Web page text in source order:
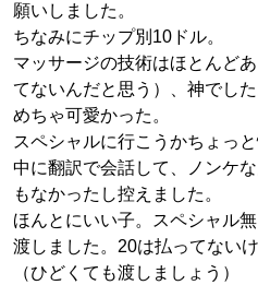
願いしました。
ちなみにチップ別10ドル。
マッサージの技術はほとんど
てないんだと思う）、神でした
めちゃ可愛かった。
スペシャルに行こうかちょっ
中に翻訳で会話して、ノンケ
もなかったし控えました。
ほんとにいい子。スペシャル
渡しました。20は払ってないけ
（ひどくても渡しましょう）